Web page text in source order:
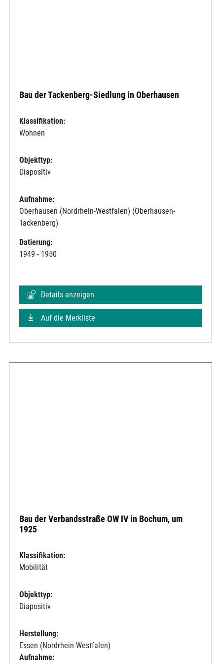
Bau der Tackenberg-Siedlung in Oberhausen
Klassifikation:
Wohnen
Objekttyp:
Diapositiv
Aufnahme:
Oberhausen (Nordrhein-Westfalen) (Oberhausen-
Tackenberg)
Datierung:
1949 - 1950
Details anzeigen
Auf die Merkliste
Bau der Verbandsstraße OW IV in Bochum, um
1925
Klassifikation:
Mobilität
Objekttyp:
Diapositiv
Herstellung:
Essen (Nordrhein-Westfalen)
Aufnahme: